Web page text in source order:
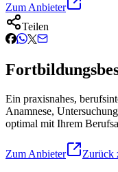
Zum Anbieter
Teilen
Ein praxisnahes,
Anamnese,
optimal mit Ihrem
Zum Anbieter Zurück